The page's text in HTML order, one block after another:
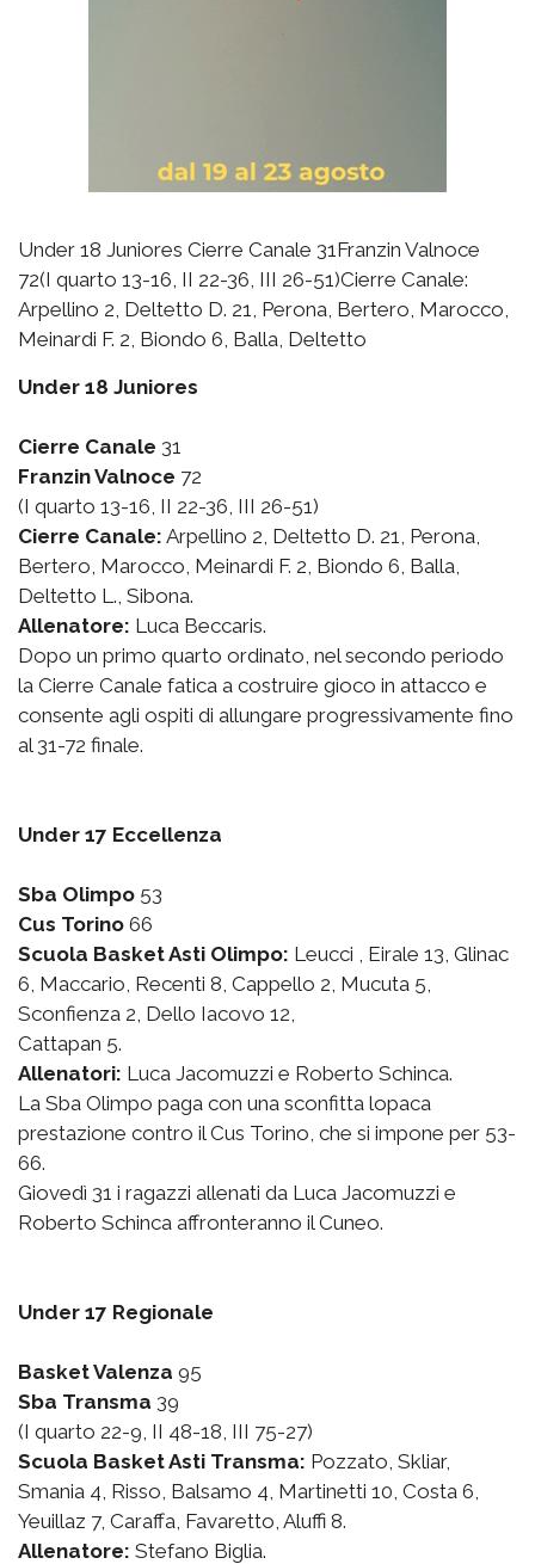
Under 18 Juniores Cierre Canale 31Franzin Valnoce
72(I quarto 13-16, II 22-36, III 26-51)Cierre Canale:
Arpellino 2, Deltetto D. 21, Perona, Bertero, Marocco,
Meinardi F. 2, Biondo 6, Balla, Deltetto
Under 18 Juniores
Cierre Canale 31
Franzin Valnoce 72
(I quarto 13-16, II 22-36, III 26-51)
Cierre Canale: Arpellino 2, Deltetto D. 21, Perona,
Bertero, Marocco, Meinardi F. 2, Biondo 6, Balla,
Deltetto L., Sibona.
Allenatore: Luca Beccaris.
Dopo un primo quarto ordinato, nel secondo periodo
la Cierre Canale fatica a costruire gioco in attacco e
consente agli ospiti di allungare progressivamente fino
al 31-72 finale.
Under 17 Eccellenza
Sba Olimpo 53
Cus Torino 66
Scuola Basket Asti Olimpo: Leucci , Eirale 13, Glinac
6, Maccario, Recenti 8, Cappello 2, Mucuta 5,
Sconfienza 2, Dello Iacovo 12,
Cattapan 5.
Allenatori: Luca Jacomuzzi e Roberto Schinca.
La Sba Olimpo paga con una sconfitta lopaca
prestazione contro il Cus Torino, che si impone per 53-
66.
Giovedì 31 i ragazzi allenati da Luca Jacomuzzi e
Roberto Schinca affronteranno il Cuneo.
Under 17 Regionale
Basket Valenza 95
Sba Transma 39
(I quarto 22-9, II 48-18, III 75-27)
Scuola Basket Asti Transma: Pozzato, Skliar,
Smania 4, Risso, Balsamo 4, Martinetti 10, Costa 6,
Yeuillaz 7, Caraffa, Favaretto, Aluffi 8.
Allenatore: Stefano Biglia.